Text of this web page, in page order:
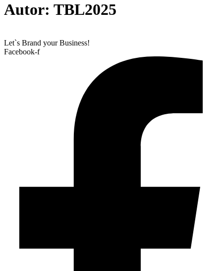
Autor: TBL2025
Let`s Brand your Business!
Facebook-f